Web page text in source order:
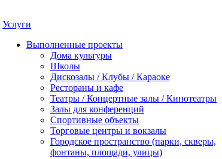
Услуги
Выполненные проекты
Дома культуры
Школы
Дискозалы / Клубы / Караоке
Рестораны и кафе
Театры / Концертные залы / Кинотеатры
Залы для конференций
Спортивные объекты
Торговые центры и вокзалы
Городское пространство (парки, скверы,
фонтаны, площади, улицы)